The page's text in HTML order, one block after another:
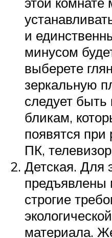
и
минусом
выберете
зеркальную
следует быть
бликам,
появятся при
ПК,
Детская. Для
предъявлены
строгие
материала.